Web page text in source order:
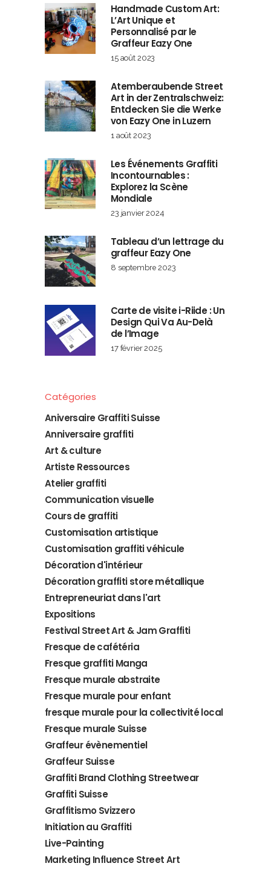
Handmade Custom Art:
L’Art Unique et
Personnalisé par le
Graffeur Eazy One
15 août 2023
Atemberaubende Street
Art in der Zentralschweiz:
Entdecken Sie die Werke
von Eazy One in Luzern
1 août 2023
Les Événements Graffiti
Incontournables :
Explorez la Scène
Mondiale
23 janvier 2024
Tableau d’un lettrage du
graffeur Eazy One
8 septembre 2023
Carte de visite i-Riide : Un
Design Qui Va Au-Delà
de l’Image
17 février 2025
Catégories
Aniversaire Graffiti Suisse
Anniversaire graffiti
Art & culture
Artiste Ressources
Atelier graffiti
Communication visuelle
Cours de graffiti
Customisation artistique
Customisation graffiti véhicule
Décoration d'intérieur
Décoration graffiti store métallique
Entrepreneuriat dans l'art
Expositions
Festival Street Art & Jam Graffiti
Fresque de cafétéria
Fresque graffiti Manga
Fresque murale abstraite
Fresque murale pour enfant
fresque murale pour la collectivité local
Fresque murale Suisse
Graffeur évènementiel
Graffeur Suisse
Graffiti Brand Clothing Streetwear
Graffiti Suisse
Graffitismo Svizzero
Initiation au Graffiti
Live-Painting
Marketing Influence Street Art